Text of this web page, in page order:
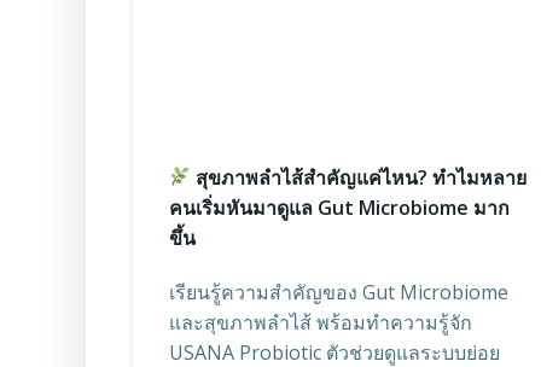
สุขภาพลำไส้สำคัญแค่ไหน? ทำไมหลาย
คนเริ่มหันมาดูแล Gut Microbiome มาก
ขึ้น
เรียนรู้ความสำคัญของ Gut Microbiome
และสุขภาพลำไส้ พร้อมทำความรู้จัก
USANA Probiotic ตัวช่วยดูแลระบบย่อย